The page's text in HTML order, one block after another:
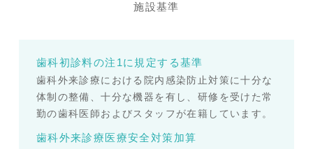
施設基準
歯科初診料の注1に規定する基準
歯科外来診療における院内感染防止対策に十分な
体制の整備、十分な機器を有し、研修を受けた常
勤の歯科医師およびスタッフが在籍しています。
歯科外来診療医療安全対策加算